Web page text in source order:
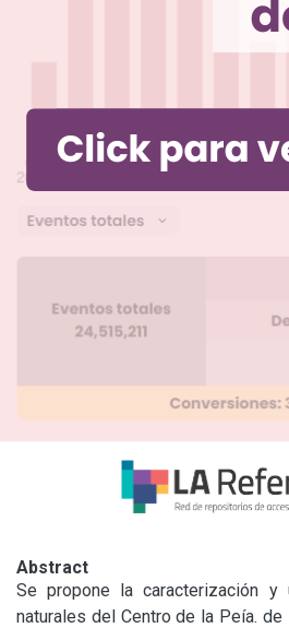
Abstract
Se propone la caracterización y
naturales del Centro de la Peía. de